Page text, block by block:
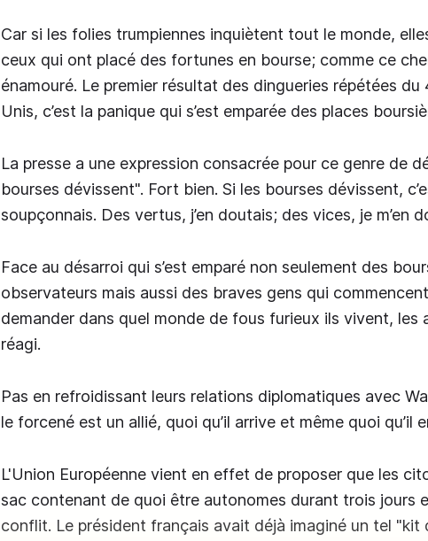
Car si les folies trumpiennes inquiètent tout le monde,
ceux qui ont placé des fortunes en bourse; comme ce
énamouré. Le premier résultat des dingueries répétées
Unis, c’est la panique qui s’est emparée des places
La presse a une expression consacrée pour ce genre de
bourses dévissent". Fort bien. Si les bourses dévissent,
soupçonnais. Des vertus, j’en doutais; des vices, je m’en
Face au désarroi qui s’est emparé non seulement des
observateurs mais aussi des braves gens qui
demander dans quel monde de fous furieux ils vivent, les
réagi.
Pas en refroidissant leurs relations diplomatiques avec
le forcené est un allié, quoi qu’il arrive et même quoi qu’il
L'Union Européenne vient en effet de proposer que les
sac contenant de quoi être autonomes durant trois jours
conflit. Le président français avait déjà imaginé un tel "kit